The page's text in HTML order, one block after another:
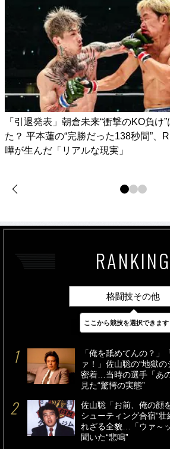
「引退発表」朝倉未来“衝撃のKO負け
た？ 平本蓮の“完勝だった138秒間”、
嘩が生んだ「リアルな現実」
RANKING
格闘技その他
最新 24時間
「俺を舐めてんの？」
ァ！」佐山聡の“地獄
密着…当時の選手「あ
見た“驚愕の実態”
佐山聡「お前、俺の顔
シューティング合宿”
れざる全貌…「ウァ～
聞いた“悲鳴”
ここから競技を選択できます